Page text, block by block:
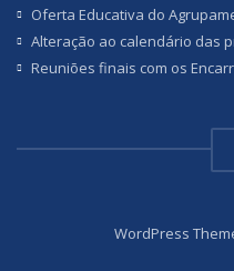
Oferta Educativa do
Alteração ao calendário das
Reuniões finais com os
WordPress